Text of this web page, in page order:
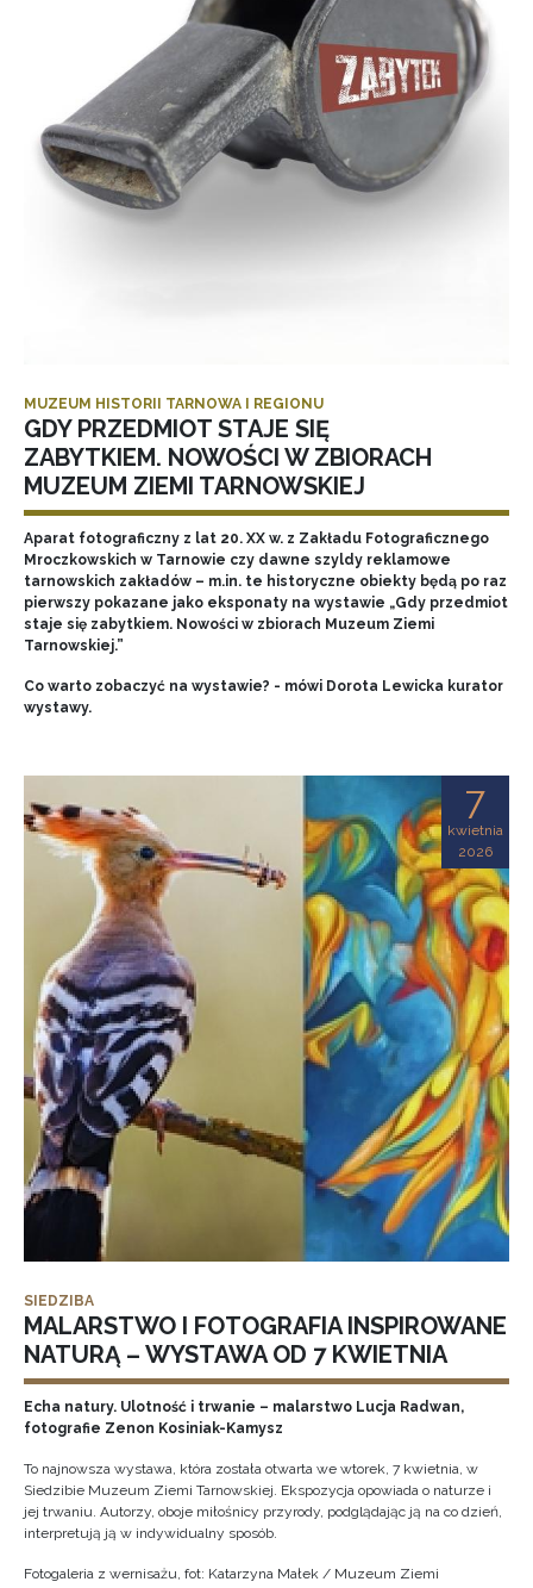
MUZEUM HISTORII TARNOWA I REGIONU
GDY PRZEDMIOT STAJE SIĘ
ZABYTKIEM. NOWOŚCI W ZBIORACH
MUZEUM ZIEMI TARNOWSKIEJ
Aparat fotograficzny z lat 20. XX w. z Zakładu Fotograficznego
Mroczkowskich w Tarnowie czy dawne szyldy reklamowe
tarnowskich zakładów – m.in. te historyczne obiekty będą po raz
pierwszy pokazane jako eksponaty na wystawie „Gdy przedmiot
staje się zabytkiem. Nowości w zbiorach Muzeum Ziemi
Tarnowskiej.”
Co warto zobaczyć na wystawie? - mówi Dorota Lewicka kurator
wystawy.
7
kwietnia
2026
SIEDZIBA
MALARSTWO I FOTOGRAFIA INSPIROWANE
NATURĄ – WYSTAWA OD 7 KWIETNIA
Echa natury. Ulotność i trwanie – malarstwo Lucja Radwan,
fotografie Zenon Kosiniak-Kamysz
To najnowsza wystawa, która została otwarta we wtorek, 7 kwietnia, w
Siedzibie Muzeum Ziemi Tarnowskiej. Ekspozycja opowiada o naturze i
jej trwaniu. Autorzy, oboje miłośnicy przyrody, podglądając ją na co dzień,
interpretują ją w indywidualny sposób.
Fotogaleria z wernisażu, fot: Katarzyna Małek / Muzeum Ziemi